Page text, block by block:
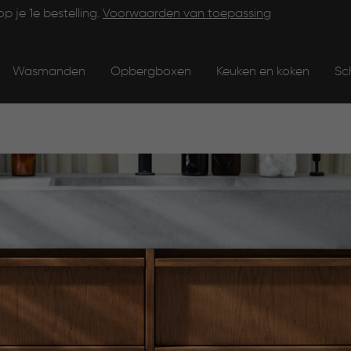
je 1e bestelling. Voorwaarden van toepassing
Wasmanden Opbergboxen Keuken en koken